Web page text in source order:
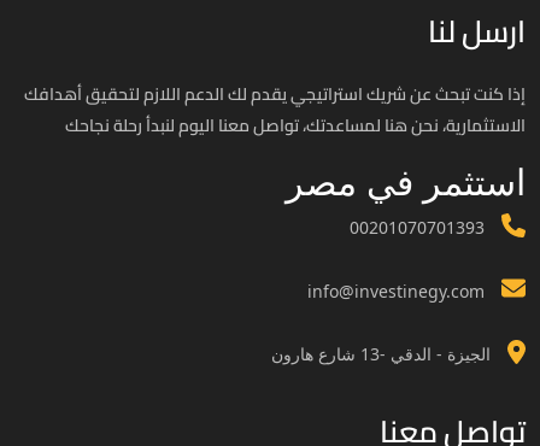
ارسل لنا
إذا كنت تبحث عن شريك استراتيجي يقدم لك الدعم اللازم لتحقيق أهدافك
الاستثمارية، نحن هنا لمساعدتك، تواصل معنا اليوم لنبدأ رحلة نجاحك
استثمر في مصر
00201070701393
info@investinegy.com
الجيزة - الدقي -13 شارع هارون
تواصل معنا